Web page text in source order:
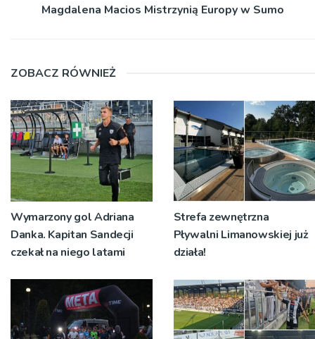
Magdalena Macios Mistrzynią Europy w Sumo
ZOBACZ RÓWNIEŻ
Wymarzony gol Adriana
Danka. Kapitan Sandecji
czekał na niego latami
Strefa zewnętrzna
Pływalni Limanowskiej już
działa!